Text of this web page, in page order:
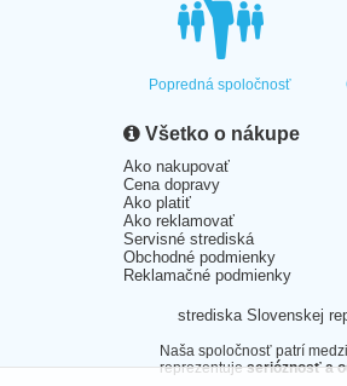
Popredná spoločnosť
Všetko o nákupe
Ako nakupovať
Cena dopravy
Ako platiť
Ako reklamovať
Servisné strediská
Obchodné podmienky
Reklamačné podmienky
strediska Slovenskej
Naša spoločnosť patrí
reprezentujeserióznosť a